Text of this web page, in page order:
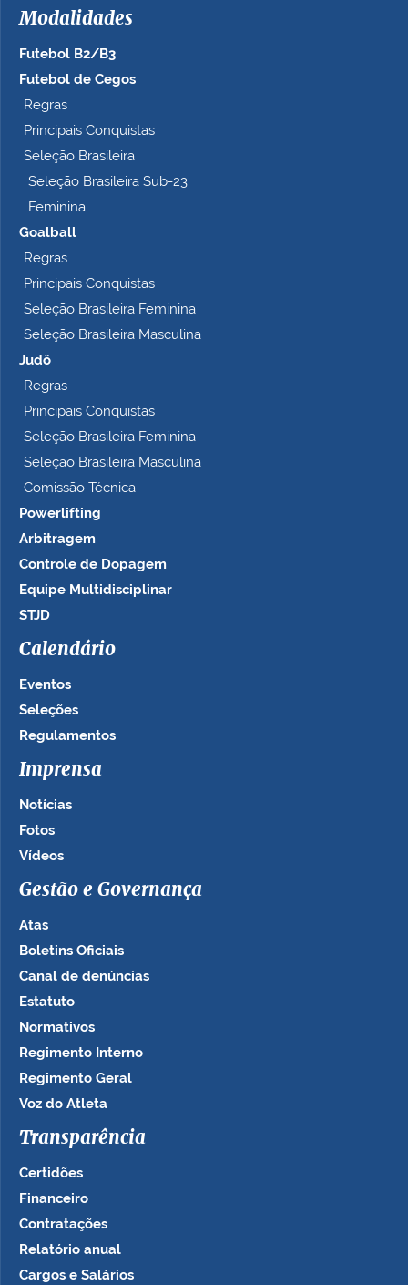
Modalidades
Futebol B2/B3
Futebol de Cegos
Regras
Principais Conquistas
Seleção Brasileira
Seleção Brasileira Sub-23
Feminina
Goalball
Regras
Principais Conquistas
Seleção Brasileira Feminina
Seleção Brasileira Masculina
Judô
Regras
Principais Conquistas
Seleção Brasileira Feminina
Seleção Brasileira Masculina
Comissão Técnica
Powerlifting
Arbitragem
Controle de Dopagem
Equipe Multidisciplinar
STJD
Calendário
Eventos
Seleções
Regulamentos
Imprensa
Notícias
Fotos
Vídeos
Gestão e Governança
Atas
Boletins Oficiais
Canal de denúncias
Estatuto
Normativos
Regimento Interno
Regimento Geral
Voz do Atleta
Transparência
Certidões
Financeiro
Contratações
Relatório anual
Cargos e Salários